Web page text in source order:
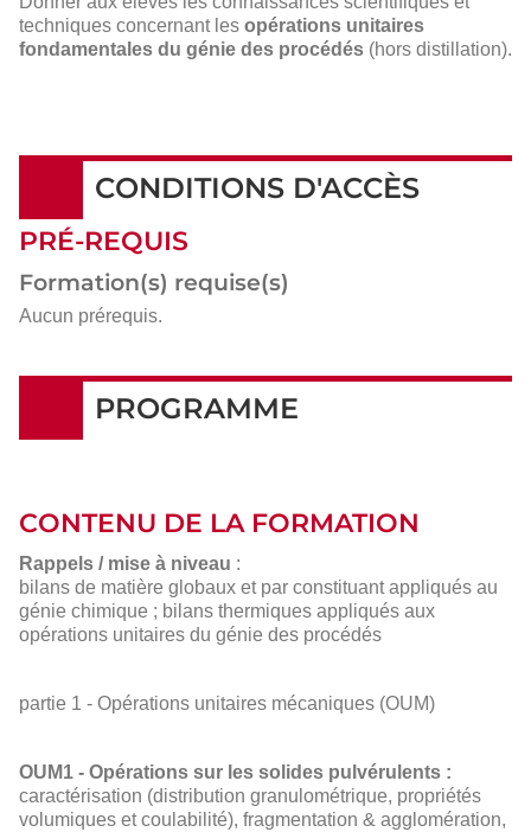
techniques concernant les opérations unitaires
fondamentales du génie des procédés (hors distillation).
CONDITIONS D'ACCÈS
PRÉ-REQUIS
Formation(s) requise(s)
Aucun prérequis.
PROGRAMME
CONTENU DE LA FORMATION
Rappels / mise à niveau :
bilans de matière globaux et par constituant appliqués au
génie chimique ; bilans thermiques appliqués aux
opérations unitaires du génie des procédés
partie 1 - Opérations unitaires mécaniques (OUM)
OUM1 - Opérations sur les solides pulvérulents :
caractérisation (distribution granulométrique, propriétés
volumiques et coulabilité), fragmentation & agglomération,